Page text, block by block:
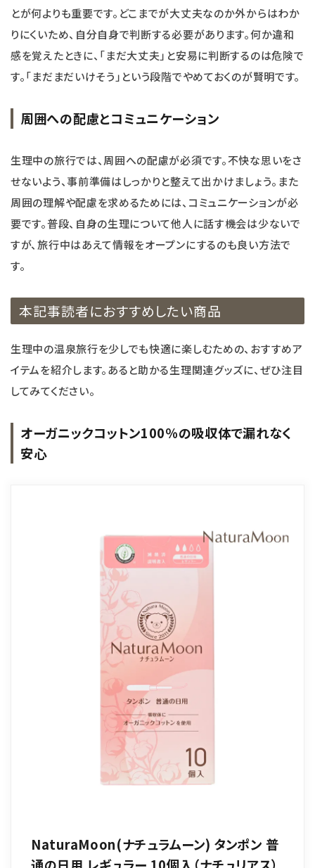
とが何よりも重要です。どこまでが大丈夫なのか外からはわか
りにくいため、自分自身で判断する必要があります。何か違和
感を覚えたときに、「まだ大丈夫」と安易に判断するのは危険で
す。「まだまだいけそう」という段階でやめておくのが賢明です。
周囲への配慮とコミュニケーション
生理中の旅行では、周囲への配慮が必須です。不快な思いをさ
せないよう、事前準備はしっかりと整えて出かけましょう。また
周囲の理解や配慮を求めるためには、コミュニケーションが必
要です。普段、自身の生理について他人に話す機会は少ないで
すが、旅行中はあえて情報をオープンにするのも良い方法で
す。
本記事読者におすすめしたい商品
生理中の温泉旅行を少しでも快適に楽しむための、おすすめア
イテムを紹介します。あると助かる生理関連グッズに、ぜひ注目
してみてください。
オーガニックコットン100％の吸収体で漏れなく
安心
NaturaMoon(ナチュラムーン) タンポン 普
通の日用 レギュラー 10個入（ナチュリアス）